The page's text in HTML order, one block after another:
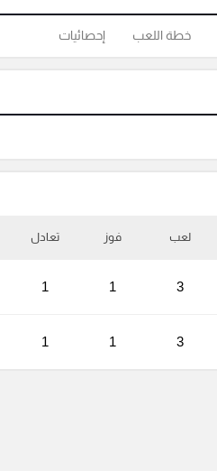
خطة اللعب إحصائيات
لعب فوز تعادل
3
1
1
3
1
1